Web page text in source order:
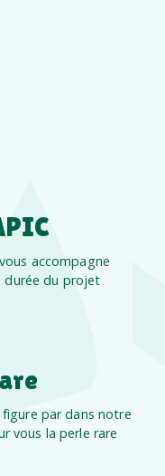
accompagne
durée du projet
figure par dans notre
vous la perle rare